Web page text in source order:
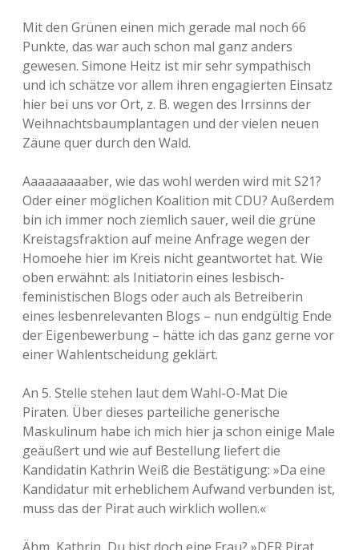
Mit den Grünen einen mich gerade mal noch 66
Punkte, das war auch schon mal ganz anders
gewesen. Simone Heitz ist mir sehr sympathisch
und ich schätze vor allem ihren engagierten Einsatz
hier bei uns vor Ort, z. B. wegen des Irrsinns der
Weihnachtsbaumplantagen und der vielen neuen
Zäune quer durch den Wald.
Aaaaaaaaaber, wie das wohl werden wird mit S21?
Oder einer möglichen Koalition mit CDU? Außerdem
bin ich immer noch ziemlich sauer, weil die grüne
Kreistagsfraktion auf meine Anfrage wegen der
Homoehe hier im Kreis nicht geantwortet hat. Wie
oben erwähnt: als Initiatorin eines lesbisch-
feministischen Blogs oder auch als Betreiberin
eines lesbenrelevanten Blogs – nun endgültig Ende
der Eigenbewerbung – hätte ich das ganz gerne vor
einer Wahlentscheidung geklärt.
An 5. Stelle stehen laut dem Wahl-O-Mat Die
Piraten. Über dieses parteiliche generische
Maskulinum habe ich mich hier ja schon einige Male
geäußert und wie auf Bestellung liefert die
Kandidatin Kathrin Weiß die Bestätigung: »Da eine
Kandidatur mit erheblichem Aufwand verbunden ist,
muss das der Pirat auch wirklich wollen.«